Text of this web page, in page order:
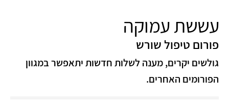
ועוד...
עששת עמוקה
פורום טיפול שורש
גולשים יקרים, מענה לשלות חדשות יתאפשר במגוון
הפורומים האחרים.